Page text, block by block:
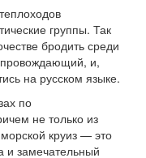
группы. Так
бродить среди
и,
на русском языке.
по
не только из
круиз — это
и замечательный